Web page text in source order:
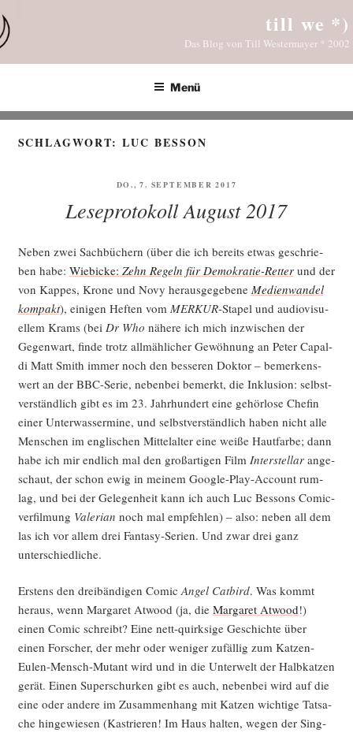
Inhalt
springen
till we *)
Das Blog von Till Westermayer * 2002
Menü
SCHLAGWORT:LUC BESSON
VERÖFFENTLICHT
DO., 7. SEPTEMBER 2017
Leseprotokoll August 2017
Neben zwei Sach­bü­chern (über die ich bereits etwas geschrie­
ben habe: Wie­bicke: Zehn Regeln für Demo­kra­tie-Ret­terund der
von Kap­pes, Kro­ne und Novy her­aus­ge­ge­be­ne Medi­en­wan­del
kom­pakt), eini­gen Hef­ten vom MERKUR-Sta­pel und audio­vi­su­
el­lem Krams (bei Dr Who nähe­re ich mich inzwi­schen der
Gegen­wart, fin­de trotz all­mäh­li­cher Gewöh­nung an Peter Capal­
di Matt Smith immer noch den bes­se­ren Dok­tor – bemer­kens­
wert an der BBC-Serie, neben­bei bemerkt, die Inklu­si­on: selbst­
ver­ständ­lich gibt es im 23. Jahr­hun­dert eine gehör­lo­se Che­fin
einer Unter­was­ser­mi­ne, und selbst­ver­ständ­lich haben nicht alle
Men­schen im eng­li­schen Mit­tel­al­ter eine wei­ße Haut­far­be; dann
habe ich mir end­lich mal den groß­ar­ti­gen Film Inter­stel­larange­
schaut, der schon ewig in mei­nem Goog­le-Play-Account rum­
lag, und bei der Gele­gen­heit kann ich auch Luc Bes­sons Comic­
ver­fil­mung Vale­ri­an noch mal emp­feh­len) – also: neben all dem
las ich vor allem drei Fan­ta­sy-Seri­en. Und zwar drei ganz
unterschiedliche.
Ers­tens den drei­bän­di­gen ComicAngel Cat­bird. Was kommt
her­aus, wenn Mar­ga­ret Atwood (ja, die Mar­ga­ret Atwood!)
einen Comic schreibt? Eine nett-quirk­si­ge Geschich­te über
einen For­scher, der mehr oder weni­ger zufäl­lig zum Kat­zen-
Eulen-Mensch-Mutant wird und in die Unter­welt der Halb­kat­zen
gerät. Einen Super­schur­ken gibt es auch, neben­bei wird auf die
eine oder ande­re im Zusam­men­hang mit Kat­zen wich­ti­ge Tat­sa­
che hin­ge­wie­sen (Kas­trie­ren! Im Haus hal­ten, wegen der Sing­